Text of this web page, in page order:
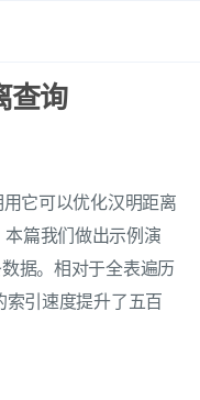
查询
它可以优化汉明距离
篇我们做出示例演
据。相对于全表遍历
索引速度提升了五百